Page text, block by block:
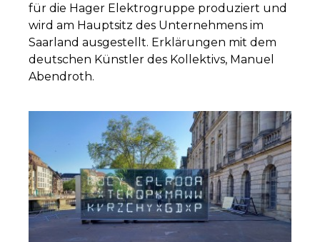
für die Hager Elektrogruppe produziert und
wird am Hauptsitz des Unternehmens im
Saarland ausgestellt. Erklärungen mit dem
deutschen Künstler des Kollektivs, Manuel
Abendroth.